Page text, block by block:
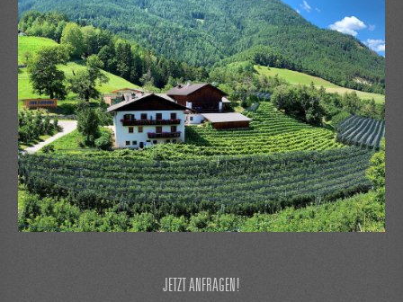
JETZT ANFRAGEN!